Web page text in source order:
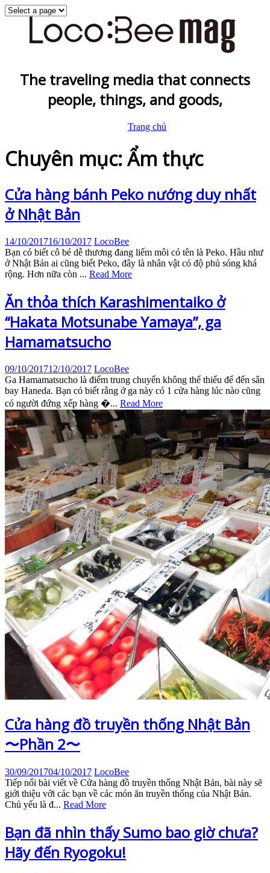
The traveling media that connects
people, things, and goods,
Trang chủ
Chuyên mục: Ẩm thực
Cửa hàng bánh Peko nướng duy nhất
ở Nhật Bản
14/10/201716/10/2017 LocoBee
Bạn có biết cô bé dễ thương đang liếm môi có tên là Peko. Hầu như
ở Nhật Bản ai cũng biết Peko, đây là nhân vật có độ phủ sóng khá
rộng. Hơn nữa còn ... Read More
Ăn thỏa thích Karashimentaiko ở
“Hakata Motsunabe Yamaya”, ga
Hamamatsucho
09/10/201712/10/2017 LocoBee
Ga Hamamatsucho là điểm trung chuyển không thể thiếu để đến sân
bay Haneda. Bạn có biết rằng ở ga này có 1 cửa hàng lúc nào cũng
có người đứng xếp hàng �... Read More
Cửa hàng đồ truyền thống Nhật Bản
〜Phần 2〜
30/09/201704/10/2017 LocoBee
Tiếp nối bài viết về Cửa hàng đồ truyền thống Nhật Bản, bài này sẽ
giới thiệu với các bạn về các món ăn truyền thống của Nhật Bản.
Chủ yếu là đ... Read More
Bạn đã nhìn thấy Sumo bao giờ chưa?
Hãy đến Ryogoku!